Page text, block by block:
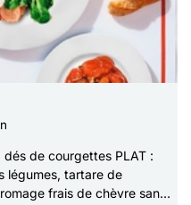
dés de courgettes PLAT :
légumes, tartare de
frais de chèvre sans